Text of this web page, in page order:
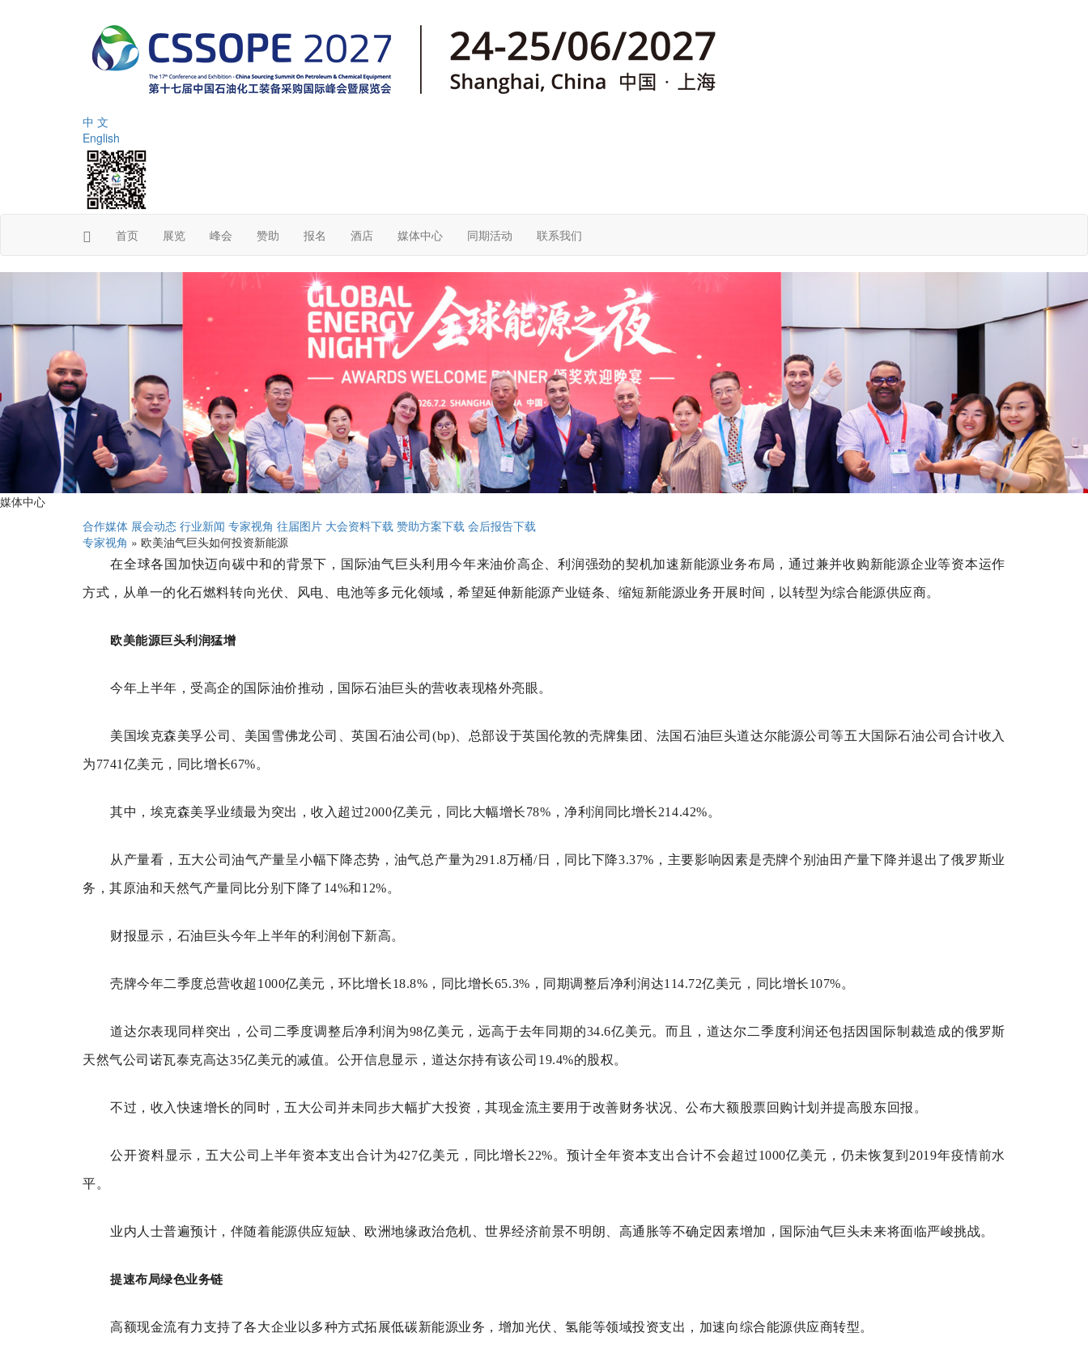
中 文
English
首页 展览 峰会 赞助 报名 酒店 媒体中心 同期活动 联系我们
媒体中心
合作媒体 展会动态 行业新闻 专家视角 往届图片 大会资料下载 赞助方案下载 会后报告下载
专家视角 » 欧美油气巨头如何投资新能源
在全球各国加快迈向碳中和的背景下，国际油气巨头利用今年来油价高企、利润强劲的契机加速新能源业务布局，通过兼并收购新能源企业等资本运作
方式，从单一的化石燃料转向光伏、风电、电池等多元化领域，希望延伸新能源产业链条、缩短新能源业务开展时间，以转型为综合能源供应商。
欧美能源巨头利润猛增
今年上半年，受高企的国际油价推动，国际石油巨头的营收表现格外亮眼。
美国埃克森美孚公司、美国雪佛龙公司、英国石油公司(bp)、总部设于英国伦敦的壳牌集团、法国石油巨头道达尔能源公司等五大国际石油公司合计收入
为7741亿美元，同比增长67%。
其中，埃克森美孚业绩最为突出，收入超过2000亿美元，同比大幅增长78%，净利润同比增长214.42%。
从产量看，五大公司油气产量呈小幅下降态势，油气总产量为291.8万桶/日，同比下降3.37%，主要影响因素是壳牌个别油田产量下降并退出了俄罗斯业
务，其原油和天然气产量同比分别下降了14%和12%。
财报显示，石油巨头今年上半年的利润创下新高。
壳牌今年二季度总营收超1000亿美元，环比增长18.8%，同比增长65.3%，同期调整后净利润达114.72亿美元，同比增长107%。
道达尔表现同样突出，公司二季度调整后净利润为98亿美元，远高于去年同期的34.6亿美元。而且，道达尔二季度利润还包括因国际制裁造成的俄罗斯
天然气公司诺瓦泰克高达35亿美元的减值。公开信息显示，道达尔持有该公司19.4%的股权。
不过，收入快速增长的同时，五大公司并未同步大幅扩大投资，其现金流主要用于改善财务状况、公布大额股票回购计划并提高股东回报。
公开资料显示，五大公司上半年资本支出合计为427亿美元，同比增长22%。预计全年资本支出合计不会超过1000亿美元，仍未恢复到2019年疫情前水
平。
业内人士普遍预计，伴随着能源供应短缺、欧洲地缘政治危机、世界经济前景不明朗、高通胀等不确定因素增加，国际油气巨头未来将面临严峻挑战。
提速布局绿色业务链
高额现金流有力支持了各大企业以多种方式拓展低碳新能源业务，增加光伏、氢能等领域投资支出，加速向综合能源供应商转型。